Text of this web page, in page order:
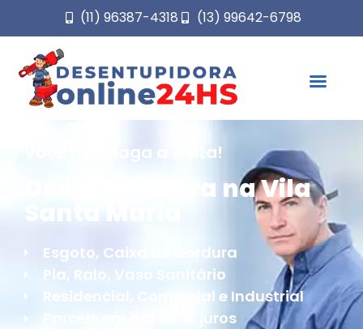
(11) 96387-4318 (13) 99642-6798
Você não paga a visita!
Desentupidora na Vila
Santa Maria
Esgoto, Caixa de Gordura
Pia, Ralo, Vaso Sanitário
Residencial, Comercial e Industrial
Parcele em até 6x S/ juros